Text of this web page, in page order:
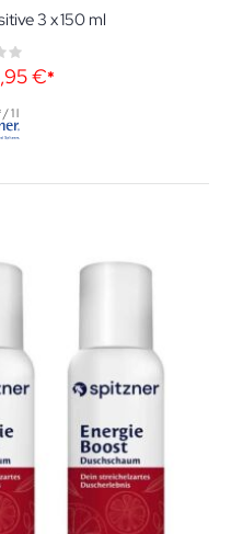
3 x 150 ml
€
/ 1 l